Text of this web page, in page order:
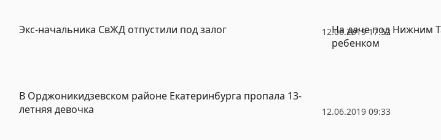
12.06.2019 17:52
Экс-начальника СвЖД отпустили под залог
На даче под Нижним
ребенком
12.06.2019 09:33
В Орджоникидзевском районе Екатеринбурга пропала 13-
летняя девочка